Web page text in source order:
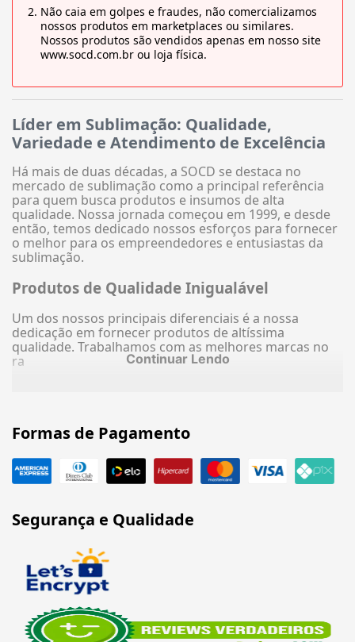
Não caia em golpes e fraudes, não comercializamos
nossos produtos em marketplaces ou similares.
Nossos produtos são vendidos apenas em nosso site
www.socd.com.br ou loja física.
Líder em Sublimação: Qualidade,
Variedade e Atendimento de Excelência
Há mais de duas décadas, a SOCD se destaca no
mercado de sublimação como a principal referência
para quem busca produtos e insumos de alta
qualidade. Nossa jornada começou em 1999, e desde
então, temos dedicado nossos esforços para fornecer
o melhor para os empreendedores e entusiastas da
sublimação.
Produtos de Qualidade Inigualável
Um dos nossos principais diferenciais é a nossa
dedicação em fornecer produtos de altíssima
qualidade. Trabalhamos com as melhores marcas no
ra
Continuar Lendo
Formas de Pagamento
Segurança e Qualidade